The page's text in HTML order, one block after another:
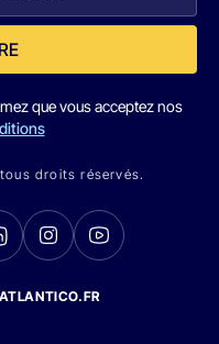
que vous acceptez nos
droits réservés.